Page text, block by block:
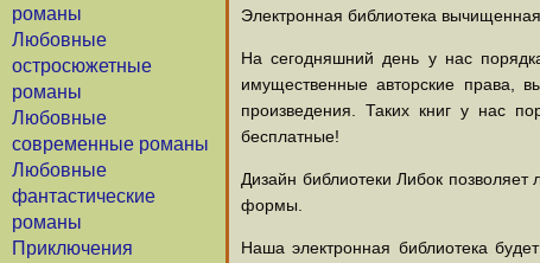
романы
Любовные
остросюжетные
романы
Любовные
современные романы
Любовные
фантастические
романы
Приключения
Электронная библиотека
На сегодняшний день у нас
имущественные авторские права,
произведения. Таких книг у нас
бесплатные!
Дизайн библиотеки Либок
формы.
Наша электронная библиотека